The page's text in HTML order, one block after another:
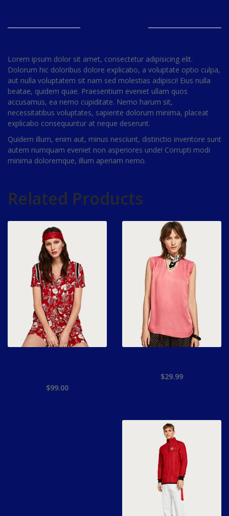
Lorem ipsum dolor sit amet, consectetur adipisicing elit.
Dolorum hic doloribus dolore explicabo, a voluptate optio culpa,
aut nulla voluptatem sit nam sed molestias adipisci! Eius nulla
beatae, quidem quae. Praesentium eveniet ullam quos
accusamus, ea nemo cupiditate. Nemo harum sit,
necessitatibus voluptates, sapiente dolorum minima, placeat
explicabo consequuntur at neque deserunt.
Quidem illum, enim aut, minus nesciunt, distinctio inventore sunt
autem numquam eveniet non asperiores unde! Corrupti modi
minima doloremque, illum aperiam nemo.
Related Products
$99.00
$29.99
ADD TO CART